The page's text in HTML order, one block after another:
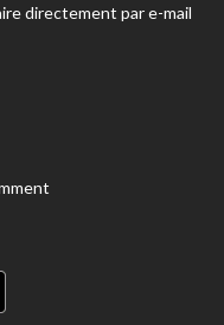
directement par e-mail